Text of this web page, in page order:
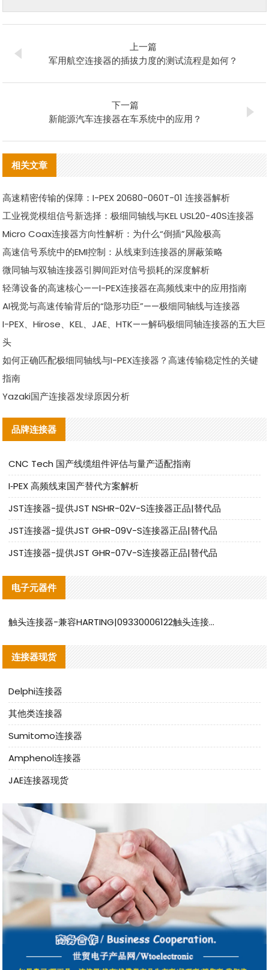
上一篇
军用航空连接器的插拔力度的测试流程是如何？
下一篇
新能源汽车连接器在车系统中的应用？
相关文章
高速精密传输的保障：I-PEX 20680-060T-01 连接器解析
工业视觉模组信号新选择：极细同轴线与KEL USL20-40S连接器
Micro Coax连接器方向性解析：为什么“倒插”风险极高
高速信号系统中的EMI控制：从线束到连接器的屏蔽策略
微同轴与双轴连接器引脚间距对信号损耗的深度解析
轻薄设备的高速核心——I-PEX连接器在高频线束中的应用指南
AI视觉与高速传输背后的“隐形功臣”——极细同轴线与连接器
I-PEX、Hirose、KEL、JAE、HTK——解码极细同轴连接器的五大巨
头
如何正确匹配极细同轴线与I-PEX连接器？高速传输稳定性的关键
指南
Yazaki国产连接器发绿原因分析
品牌连接器
CNC Tech 国产线缆组件评估与量产适配指南
I‑PEX 高频线束国产替代方案解析
JST连接器-提供JST NSHR-02V-S连接器正品|替代品
JST连接器-提供JST GHR-09V-S连接器正品|替代品
JST连接器-提供JST GHR-07V-S连接器正品|替代品
电子元器件
触头连接器-兼容HARTING|09330006122触头连接器替代品说明
连接器现货
Delphi连接器
其他类连接器
Sumitomo连接器
Amphenol连接器
JAE连接器现货